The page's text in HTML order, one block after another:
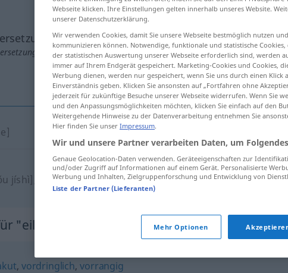
anklicken/antippen)
jíshì] , 很忙 [hěnmáng] es eilighaben
"eilig"
, vordringlich,vorrangig
Webseite klicken. Ihre Einstellungen gelten innerhalb unseres Website.
unserer Datenschutzerklärung.
Wir verwenden Cookies, damit Sie unsere Webseite bestmöglich nutzen
kommunizieren können. Notwendige, funktionale und statistische
der statistischen Auswertung unserer Webseite erforderlich sind, werden
immer auf Ihrem Endgerät gespeichert. Marketing-Cookies und Cookies,
Werbung dienen, werden nur gespeichert, wenn Sie uns durch einen Klick
Einverständnis geben. Klicken Sie ansonsten auf „Fortfahren ohne
jederzeit für zukünftige Besuche unserer Webseite widerrufen. Wenn Sie
und den Anpassungsmöglichkeiten möchten, klicken Sie einfach auf den
Weitergehende Hinweise zu der Datenverarbeitung entnehmen Sie
Hier finden Sie unser Impressum.
Wir und unsere Partner verarbeiten Daten, um
Genaue Geolocation-Daten verwenden. Geräteeigenschaften zur
und/oder Zugriff auf Informationen auf einem Gerät. Personalisierte
Werbung und Inhalten, Zielgruppenforschung und Entwicklung von
Liste der Partner (Lieferanten)
Mehr Optionen